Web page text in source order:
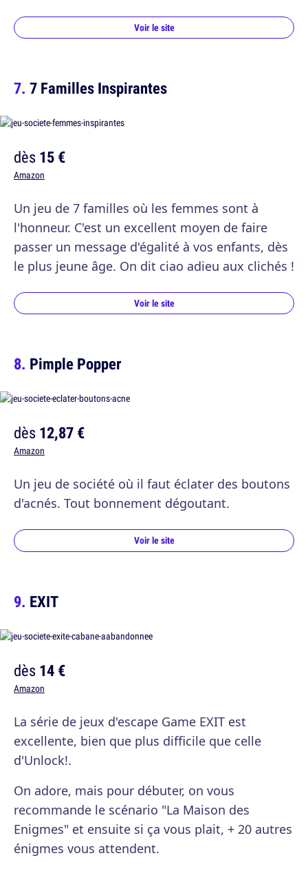
Voir le site
7 Familles Inspirantes
dès15 €
Amazon
Un jeu de 7 familles où les femmes sont à
l'honneur. C'est un excellent moyen de faire
passer un message d'égalité à vos enfants, dès
le plus jeune âge. On dit ciao adieu aux clichés !
Voir le site
Pimple Popper
dès12,87 €
Amazon
Un jeu de société où il faut éclater des boutons
d'acnés. Tout bonnement dégoutant.
Voir le site
EXIT
dès14 €
Amazon
La série de jeux d'escape Game EXIT est
excellente, bien que plus difficile que celle
d'Unlock!.
On adore, mais pour débuter, on vous
recommande le scénario "La Maison des
Enigmes" et ensuite si ça vous plait, + 20 autres
énigmes vous attendent.